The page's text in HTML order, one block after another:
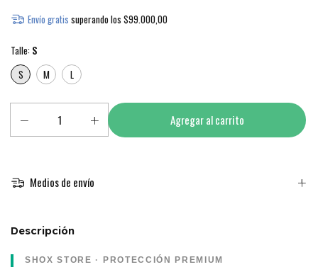
Envío gratis superando los $99.000,00
Talle: S
S
M L
Medios de envío
Descripción
SHOX STORE · PROTECCIÓN PREMIUM